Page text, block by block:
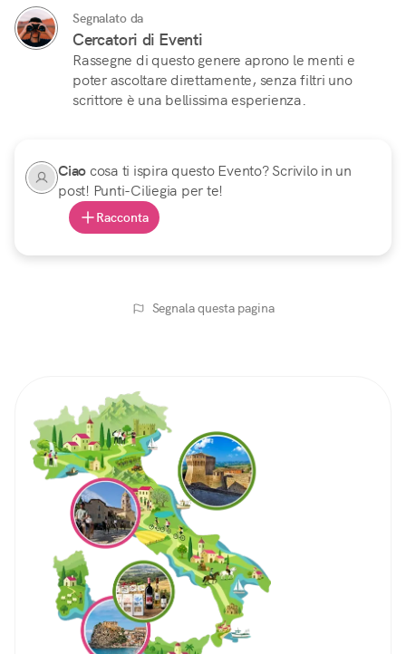
Segnalato da
Cercatori di Eventi
Rassegne di questo genere aprono le menti e
poter ascoltare direttamente, senza filtri uno
scrittore è una bellissima esperienza.
Ciaocosa ti ispira questo Evento? Scrivilo in un
post! Punti-Ciliegia per te!
Racconta
Segnala questa pagina